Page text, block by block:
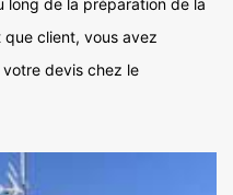
long de la préparation de la
client, vous avez
devis chez le